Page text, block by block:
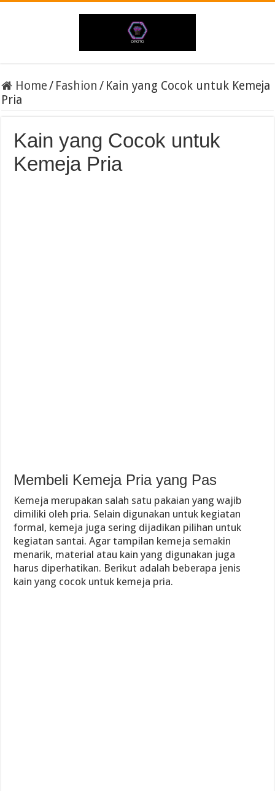
Home/ Fashion / Kain yang Cocok untuk Kemeja
Pria
Kain yang Cocok untuk
Kemeja Pria
Membeli Kemeja Pria yang Pas
Kemeja merupakan salah satu pakaian yang wajib
dimiliki oleh pria. Selain digunakan untuk kegiatan
formal, kemeja juga sering dijadikan pilihan untuk
kegiatan santai. Agar tampilan kemeja semakin
menarik, material atau kain yang digunakan juga
harus diperhatikan. Berikut adalah beberapa jenis
kain yang cocok untuk kemeja pria.